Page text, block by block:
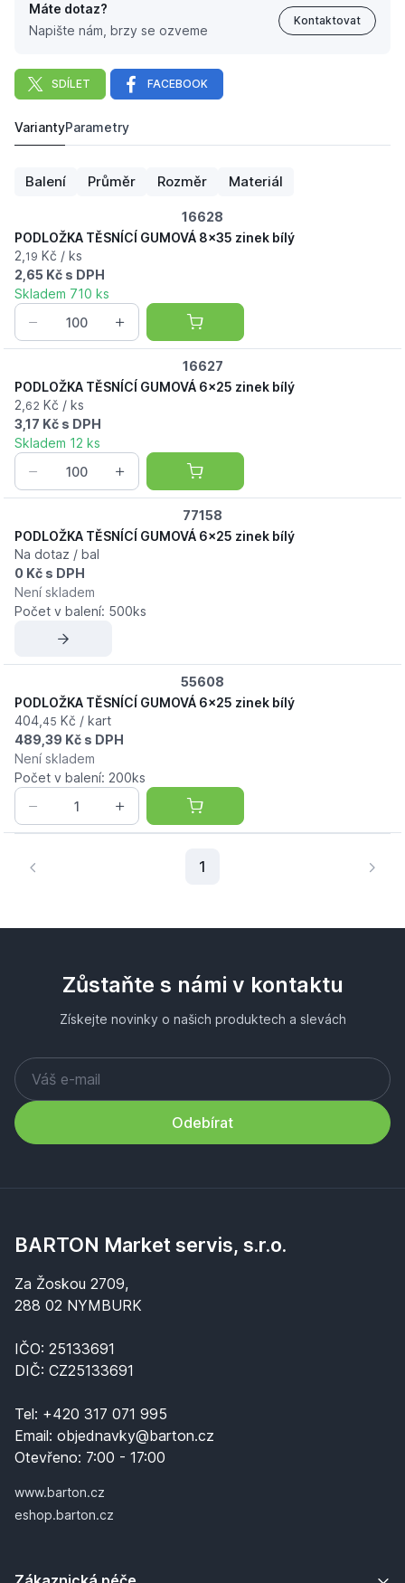
Máte dotaz?
Napište nám, brzy se ozveme
Kontaktovat
SDÍLET FACEBOOK
PODLOŽKA TĚSNÍCÍ GUMOVÁ 6x25 zinek bílý
2, Kč
VariantyParametry
Balení Průměr Rozměr Materiál
16628
PODLOŽKA TĚSNÍCÍ GUMOVÁ 8x35 zinek bílý
2, 19 Kč / ks
2,65 Kč s DPH
Skladem 710 ks
16627
PODLOŽKA TĚSNÍCÍ GUMOVÁ 6x25 zinek bílý
2, 62 Kč / ks
3,17 Kč s DPH
Skladem 12 ks
77158
PODLOŽKA TĚSNÍCÍ GUMOVÁ 6x25 zinek bílý
Na dotaz / bal
0 Kč s DPH
Není skladem
Počet v balení: 500ks
55608
PODLOŽKA TĚSNÍCÍ GUMOVÁ 6x25 zinek bílý
404, 45 Kč / kart
489,39 Kč s DPH
Není skladem
Počet v balení: 200ks
1
Zůstaňte s námi v kontaktu
Získejte novinky o našich produktech a slevách
Odebírat
BARTON Market servis, s.r.o.
Za Žoskou 2709,
288 02 NYMBURK
IČO: 25133691
DIČ: CZ25133691
Tel: +420 317 071 995
Email: objednavky@barton.cz
Otevřeno: 7:00 - 17:00
www.barton.cz
eshop.barton.cz